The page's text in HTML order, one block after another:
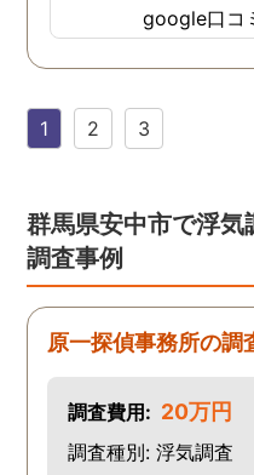
依頼しました。代表
私と一緒に戦ってく
感じがして、心強か
現在離婚調停中です。
google口コ
1 2 3
群馬県安中市で浮
調査事例
原一探偵事務所の調
調査費用: 20万円
調査種別: 浮気調査